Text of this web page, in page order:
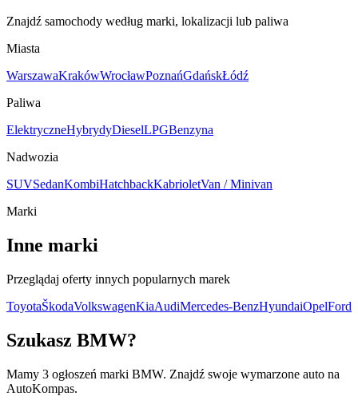
Znajdź samochody według marki, lokalizacji lub paliwa
Miasta
WarszawaKrakówWrocławPoznańGdańskŁódź
Paliwa
ElektryczneHybrydyDieselLPGBenzyna
Nadwozia
SUVSedanKombiHatchbackKabrioletVan / Minivan
Marki
Inne marki
Przeglądaj oferty innych popularnych marek
ToyotaŠkodaVolkswagenKiaAudiMercedes-BenzHyundaiOpelFord
Szukasz BMW?
Mamy 3 ogłoszeń marki BMW. Znajdź swoje wymarzone auto na
AutoKompas.